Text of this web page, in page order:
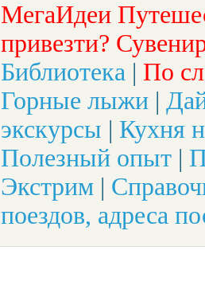
МегаИдеи
привезти?
Библиотека | По
Горные лыжи |
экскурсы | Кухня
Полезный опыт |
Экстрим |
поездов, адреса